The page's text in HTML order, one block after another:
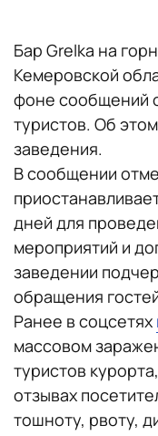
Бар Grelka на
Кемеровской
фоне сообщений
туристов. Об этом
заведения.
В сообщении
дней для
мероприятий и
заведении
обращения
Ранее в соцсетях
массовом
туристов
отзывах
тошноту, рвоту,